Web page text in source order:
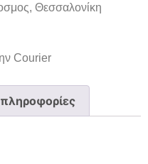
Θεσσαλονίκη
Courier